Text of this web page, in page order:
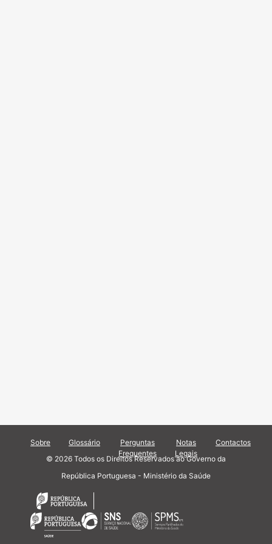
Sobre Glossário
Perguntas
Frequentes
Notas
Legais
Contactos
© 2026 Todos os Direitos Reservados ao Governo da
República Portuguesa - Ministério da Saúde